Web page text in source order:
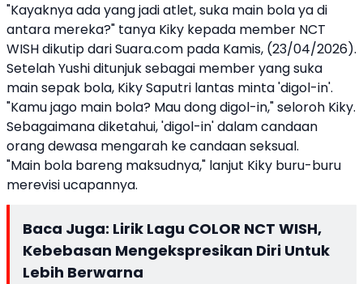
"Kayaknya ada yang jadi atlet, suka main bola ya di
antara mereka?" tanya Kiky kepada member NCT
WISH dikutip dari Suara.com pada Kamis, (23/04/2026).
Setelah Yushi ditunjuk sebagai member yang suka
main sepak bola, Kiky Saputri lantas minta 'digol-in'.
"Kamu jago main bola? Mau dong digol-in," seloroh Kiky.
Sebagaimana diketahui, 'digol-in' dalam candaan
orang dewasa mengarah ke candaan seksual.
"Main bola bareng maksudnya," lanjut Kiky buru-buru
merevisi ucapannya.
Baca Juga: Lirik Lagu COLOR NCT WISH,
Kebebasan Mengekspresikan Diri Untuk
Lebih Berwarna